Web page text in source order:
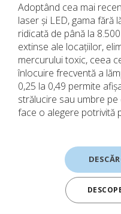
Adoptând cea mai
laser și LED, gama fără
ridicată de până la
extinse ale locațiilor,
mercurului toxic, ceea
înlocuire frecventă a
0,25 la 0,49 permite
strălucire sau umbre
face o alegere potrivită